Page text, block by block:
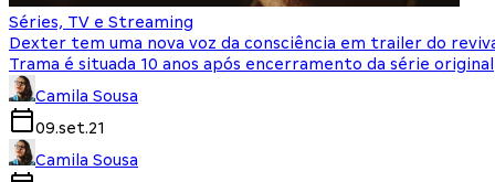
Séries, TV e Streaming
Dexter tem uma nova voz da consciência em trailer do
Trama é situada 10 anos após encerramento da série original
Camila Sousa
09.set.21
Camila Sousa